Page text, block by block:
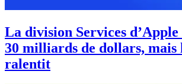
La division Services d’Apple
30 milliards de dollars, mais
ralentit